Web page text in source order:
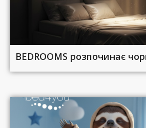
BEDROOMS розпочинає